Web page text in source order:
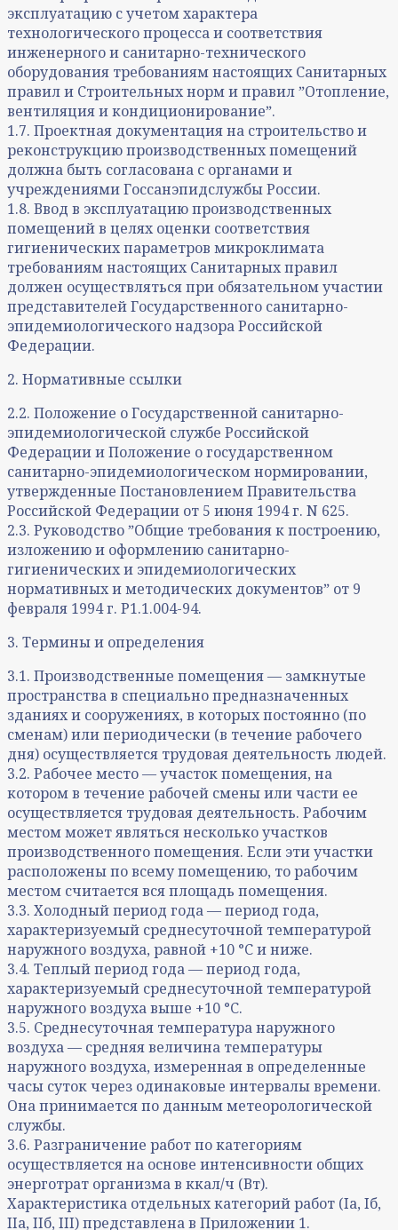
эксплуатацию с учетом характера
технологического процесса и соответствия
инженерного и санитарно-технического
оборудования требованиям настоящих Санитарных
правил и Строительных норм и правил ˮОтопление,
вентиляция и кондиционированиеˮ.
1.7. Проектная документация на строительство и
реконструкцию производственных помещений
должна быть согласована с органами и
учреждениями Госсанэпидслужбы России.
1.8. Ввод в эксплуатацию производственных
помещений в целях оценки соответствия
гигиенических параметров микроклимата
требованиям настоящих Санитарных правил
должен осуществляться при обязательном участии
представителей Государственного санитарно-
эпидемиологического надзора Российской
Федерации.
2. Нормативные ссылки
2.2. Положение о Государственной санитарно-
эпидемиологической службе Российской
Федерации и Положение о государственном
санитарно-эпидемиологическом нормировании,
утвержденные Постановлением Правительства
Российской Федерации от 5 июня 1994 г. N 625.
2.3. Руководство ˮОбщие требования к построению,
изложению и оформлению санитарно-
гигиенических и эпидемиологических
нормативных и методических документовˮ от 9
февраля 1994 г. Р1.1.004-94.
3. Термины и определения
3.1. Производственные помещения — замкнутые
пространства в специально предназначенных
зданиях и сооружениях, в которых постоянно (по
сменам) или периодически (в течение рабочего
дня) осуществляется трудовая деятельность людей.
3.2. Рабочее место — участок помещения, на
котором в течение рабочей смены или части ее
осуществляется трудовая деятельность. Рабочим
местом может являться несколько участков
производственного помещения. Если эти участки
расположены по всему помещению, то рабочим
местом считается вся площадь помещения.
3.3. Холодный период года — период года,
характеризуемый среднесуточной температурой
наружного воздуха, равной +10 °C и ниже.
3.4. Теплый период года — период года,
характеризуемый среднесуточной температурой
наружного воздуха выше +10 °C.
3.5. Среднесуточная температура наружного
воздуха — средняя величина температуры
наружного воздуха, измеренная в определенные
часы суток через одинаковые интервалы времени.
Она принимается по данным метеорологической
службы.
3.6. Разграничение работ по категориям
осуществляется на основе интенсивности общих
энерготрат организма в ккал/ч (Вт).
Характеристика отдельных категорий работ (Iа, Iб,
IIа, IIб, III) представлена в Приложении 1.